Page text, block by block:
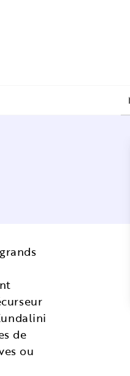
de
ou